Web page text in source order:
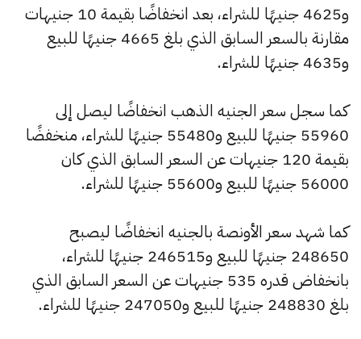
و4625 جنيهًا للشراء، بعد انخفاضًا بقيمة 10 جنيهات
مقارنة بالسعر السابق الذي بلغ 4665 جنيهًا للبيع
و4635 جنيهًا للشراء.
كما سجل سعر الجنيه الذهب انخفاضًا ليصل إلى
55960 جنيهًا للبيع و55480 جنيهًا للشراء، منخفضًا
بقيمة 120 جنيهات عن السعر السابق الذي كان
56000 جنيهًا للبيع و55600 جنيهًا للشراء.
كما شهد سعر الأونصة بالجنيه انخفاضًا ليصبح
248650 جنيهًا للبيع و246515 جنيهًا للشراء،
بانخفاض قدره 535 جنيهات عن السعر السابق الذي
بلغ 248830 جنيهًا للبيع و247050 جنيهًا للشراء.